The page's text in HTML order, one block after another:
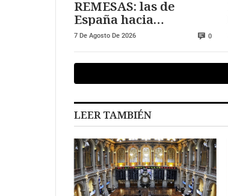
REMESAS: las de
España hacia
Marruecos se han
7 De Agosto De 2026 0
LEER TAMBIÉN